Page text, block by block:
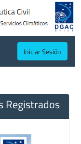
Iniciar Sesión
Registrados